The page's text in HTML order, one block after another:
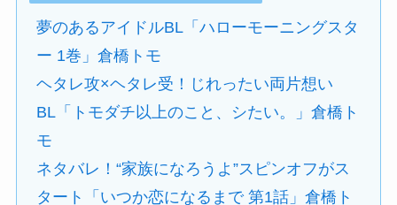
夢のあるアイドルBL「ハローモーニングスタ
ー 1巻」倉橋トモ
ヘタレ攻×ヘタレ受！じれったい両片想い
BL「トモダチ以上のこと、シたい。」倉橋ト
モ
ネタバレ！“家族になろうよ”スピンオフがス
タート「いつか恋になるまで 第1話」倉橋ト